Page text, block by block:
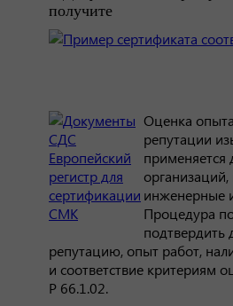
Оценка
репутации
применяется
инженерные
Процедура
подтвердить
репутацию, опыт работ,
и соответствие критериям
Р 66.1.02.
получите